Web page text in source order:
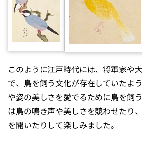
このように江戸時代には、将軍家や
で、鳥を飼う文化が存在していたよ
や姿の美しさを愛でるために鳥を飼
は鳥の鳴き声や美しさを競わせたり
を開いたりして楽しみました。